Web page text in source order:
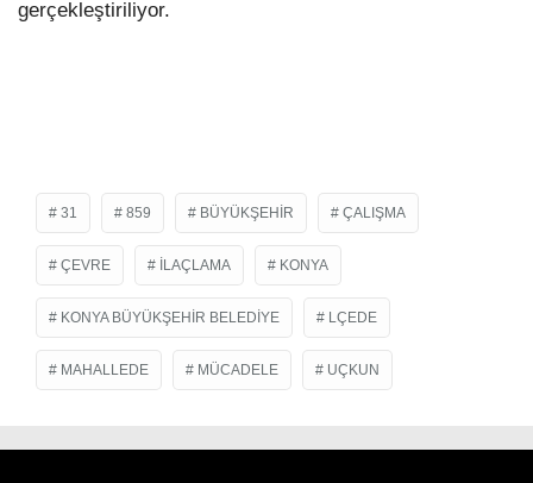
gerçekleştiriliyor.
31 859 BÜYÜKŞEHIR ÇALIŞMA
ÇEVRE ILAÇLAMA KONYA
KONYA BÜYÜKŞEHIR BELEDIYE LÇEDE
MAHALLEDE MÜCADELE UÇKUN